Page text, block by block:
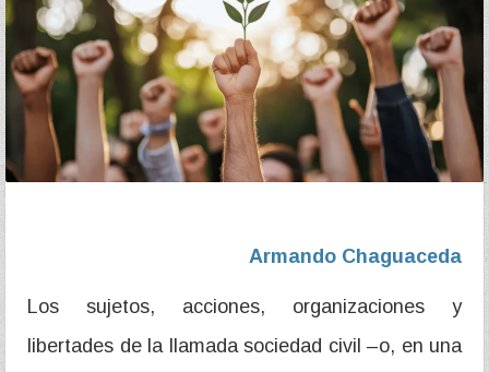
Armando Chaguaceda
Los sujetos, acciones, organizaciones y
libertades de la llamada sociedad civil –o, en una